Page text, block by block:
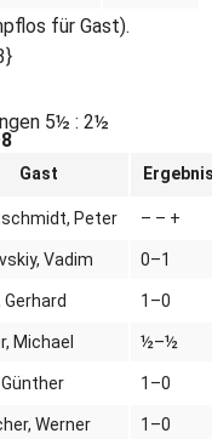
für Gast).
5½ : 2½
Gast
Peter – – +
Vadim 0–1
Gerhard 1–0
Michael ½–½
Günther 1–0
Werner 1–0